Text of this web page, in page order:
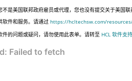
不是美国联邦政府雇员或代理，您也没有提交关于美国
软件和服务。请通过https://hcltechsw.com/
件的问题或疑问，请勿使用此表单。请转至 HCL 软件支持